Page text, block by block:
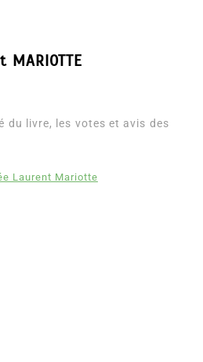
du livre, les votes et avis des
Laurent Mariotte
0 4 779 words